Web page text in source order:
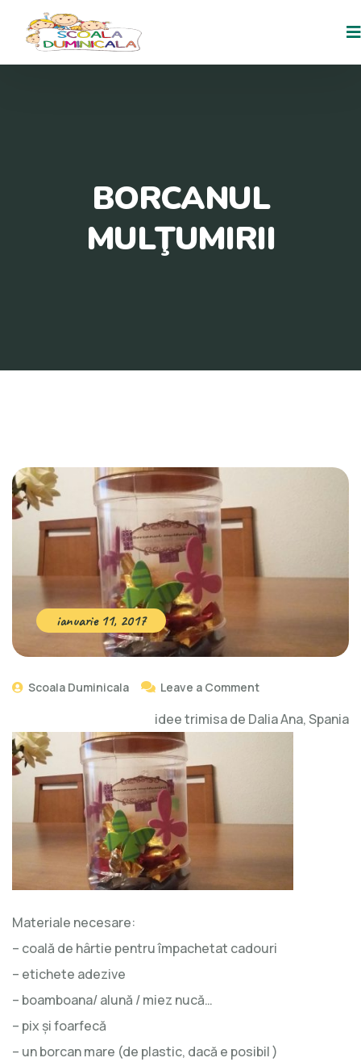
BORCANUL
MULŢUMIRII
ianuarie 11, 2017
Scoala Duminicala Leave a Comment
idee trimisa de Dalia Ana, Spania
Materiale necesare:
– coală de hârtie pentru împachetat cadouri
– etichete adezive
– boamboana/ alună / miez nucă…
– pix şi foarfecă
– un borcan mare (de plastic, dacă e posibil )